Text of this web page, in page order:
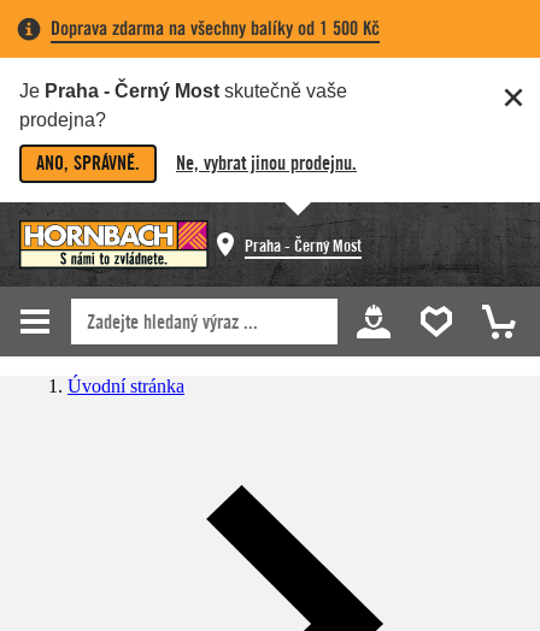
Doprava zdarma na všechny balíky od 1 500 Kč
Je Praha - Černý Most skutečně vaše
prodejna?
ANO, SPRÁVNĚ. Ne, vybrat jinou prodejnu.
Praha - Černý Most
Úvodní stránka